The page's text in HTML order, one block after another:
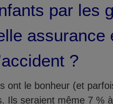
par les
assurance
?
ont le bonheur (et
Ils seraient même 7 %